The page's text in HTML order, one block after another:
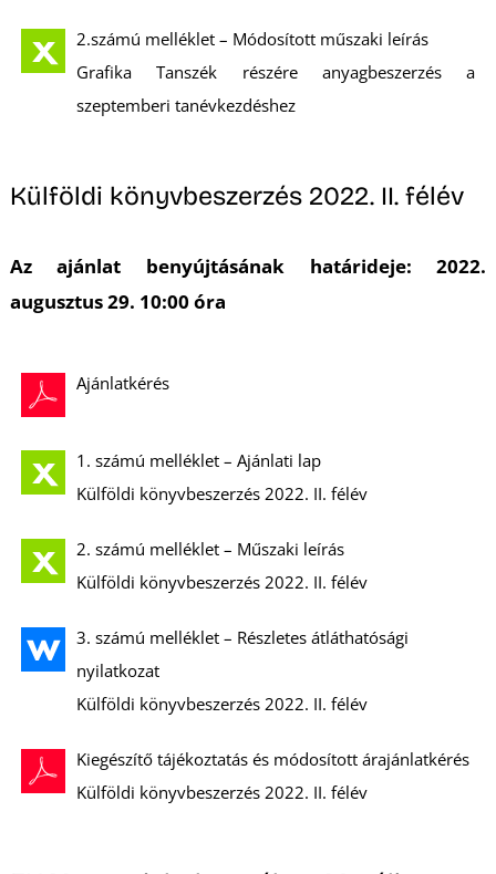
2.számú melléklet – Módosított műszaki leírás
Grafika Tanszék részére anyagbeszerzés a
szeptemberi tanévkezdéshez
Külföldi könyvbeszerzés 2022. II. félév
Az ajánlat benyújtásának határideje: 2022.
augusztus 29. 10:00 óra
Ajánlatkérés
1. számú melléklet – Ajánlati lap
Külföldi könyvbeszerzés 2022. II. félév
2. számú melléklet – Műszaki leírás
Külföldi könyvbeszerzés 2022. II. félév
3. számú melléklet – Részletes átláthatósági
nyilatkozat
Külföldi könyvbeszerzés 2022. II. félév
Kiegészítő tájékoztatás és módosított árajánlatkérés
Külföldi könyvbeszerzés 2022. II. félév